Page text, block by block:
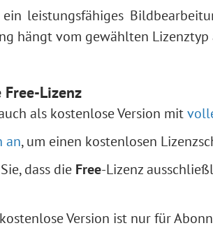
leistungsfähiges
hängt vom gewählten Lizenztyp
Lizenz
als kostenlose Version mit
an, um einen kostenlosen
dass die Free-Lizenz
Version ist nur für